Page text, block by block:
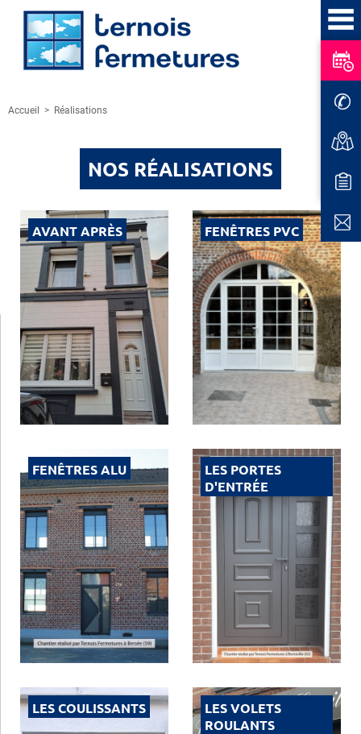
Accueil > Réalisations
NOS RÉALISATIONS
AVANT APRÈS FENÊTRES PVC
FENÊTRES ALU
LES PORTES
D'ENTRÉE
LES COULISSANTS
LES VOLETS
ROULANTS